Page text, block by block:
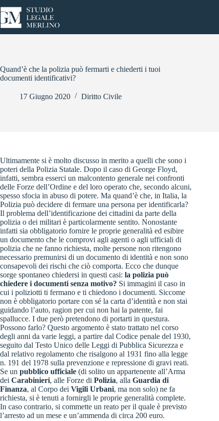
al
contenuto
Quand’è che la polizia può fermarti e chiederti i tuoi
documenti identificativi?
17 Giugno 2020 Diritto Civile
Ultimamente si è molto discusso in merito a quelli che sono i
poteri della Polizia Statale. Dopo il caso di George Floyd,
infatti, sembra esserci un malcontento generale nei confronti
delle Forze dell’Ordine e del loro operato che, secondo alcuni,
spesso sfocia in abuso di potere. Ma quand’è che, in Italia, la
Polizia può decidere di fermare una persona per identificarla?
Il problema dell’identificazione dei cittadini da parte della
polizia o dei militari è particolarmente sentito. Nonostante
infatti sia obbligatorio fornire le proprie generalità ed esibire
un documento che le comprovi agli agenti o agli ufficiali di
polizia che ne fanno richiesta, molte persone non ritengono
necessario premunirsi di un documento di identità e non sono
consapevoli dei rischi che ciò comporta. Ecco che dunque
sorge spontaneo chiedersi in questi casi: la polizia può
chiedere i documenti senza motivo? Si immagini il caso in
cui i poliziotti ti fermano e ti chiedono i documenti. Siccome
non è obbligatorio portare con sé la carta d’identità e non stai
guidando l’auto, ragion per cui non hai la patente, fai
spallucce. I due però pretendono di portarti in questura.
Possono farlo? Questo argomento è stato trattato nel corso
degli anni da varie leggi, a partire dal Codice penale del 1930,
seguito dal Testo Unico delle Leggi di Pubblica Sicurezza e
dal relativo regolamento che risalgono al 1931 fino alla legge
n. 191 del 1978 sulla prevenzione e repressione di gravi reati.
Se un pubblico ufficiale (di solito un appartenente all’Arma
dei Carabinieri, alle Forze di Polizia, alla Guardia di
Finanza, al Corpo dei Vigili Urbani, ma non solo) ne fa
richiesta, si è tenuti a fornirgli le proprie generalità complete.
In caso contrario, si commette un reato per il quale è previsto
l’arresto ad un mese e un’ammenda di circa 200 euro.